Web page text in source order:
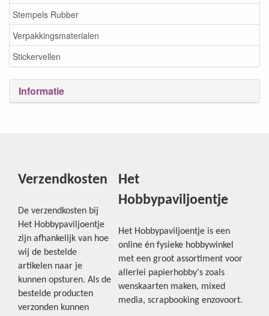
Stempels Rubber
Verpakkingsmaterialen
Stickervellen
Informatie
Verzendkosten
De verzendkosten bij
Het Hobbypaviljoentje
zijn afhankelijk van hoe
wij de bestelde
artikelen naar je
kunnen opsturen. Als de
bestelde producten
verzonden kunnen
Het
Hobbypaviljoentje
Het Hobbypaviljoentje is een
online én fysieke hobbywinkel
met een groot assortiment voor
allerlei papierhobby's zoals
wenskaarten maken, mixed
media, scrapbooking enzovoort.